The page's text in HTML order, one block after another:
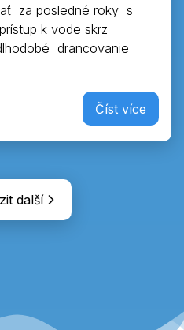
za posledné roky s
k vode skrz
drancovanie
Číst více
další